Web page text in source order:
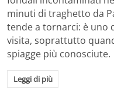
minuti di traghetto da
tende a tornarci: è uno
visita, soprattutto
spiagge più conosciute.
Leggi di più